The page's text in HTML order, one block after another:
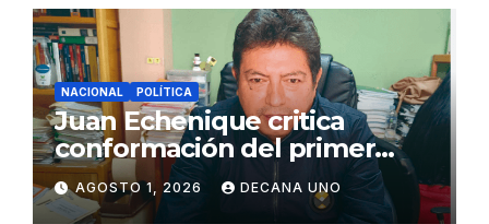
NACIONAL POLÍTICA
Juan Echenique critica
conformación del primer
gabinete ministerial de Keiko
Fujimori
AGOSTO 1, 2026 DECANA UNO